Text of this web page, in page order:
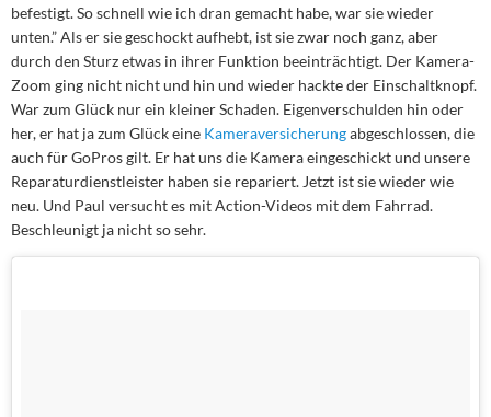
befestigt. So schnell wie ich dran gemacht habe, war sie wieder
unten.” Als er sie geschockt aufhebt, ist sie zwar noch ganz, aber
durch den Sturz etwas in ihrer Funktion beeinträchtigt. Der Kamera-
Zoom ging nicht nicht und hin und wieder hackte der Einschaltknopf.
War zum Glück nur ein kleiner Schaden. Eigenverschulden hin oder
her, er hat ja zum Glück eine Kameraversicherungabgeschlossen, die
auch für GoPros gilt. Er hat uns die Kamera eingeschickt und unsere
Reparaturdienstleister haben sie repariert. Jetzt ist sie wieder wie
neu. Und Paul versucht es mit Action-Videos mit dem Fahrrad.
Beschleunigt ja nicht so sehr.